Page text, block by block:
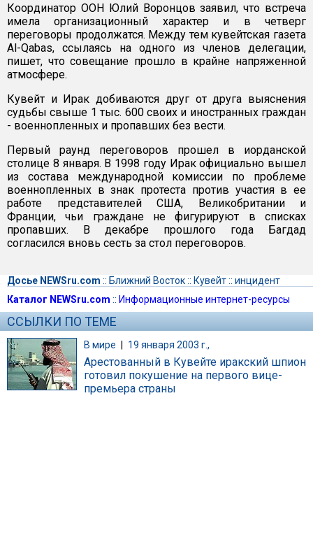
Координатор ООН Юлий Воронцов заявил, что встреча
имела организационный характер и в четверг
переговоры продолжатся. Между тем кувейтская газета
Al-Qabas, ссылаясь на одного из членов делегации,
пишет, что совещание прошло в крайне напряженной
атмосфере.
Кувейт и Ирак добиваются друг от друга выяснения
судьбы свыше 1 тыс. 600 своих и иностранных граждан
- военнопленных и пропавших без вести.
Первый раунд переговоров прошел в иорданской
столице 8 января. В 1998 году Ирак официально вышел
из состава международной комиссии по проблеме
военнопленных в знак протеста против участия в ее
работе представителей США, Великобритании и
Франции, чьи граждане не фигурируют в списках
пропавших. В декабре прошлого года Багдад
согласился вновь сесть за стол переговоров.
Досье NEWSru.com :: Ближний Восток:: Кувейт:: инцидент
Каталог NEWSru.com :: Информационные интернет-ресурсы
ССЫЛКИ ПО ТЕМЕ
В мире | 19 января 2003 г.,
Арестованный в Кувейте иракский шпион
готовил покушение на первого вице-
премьера страны